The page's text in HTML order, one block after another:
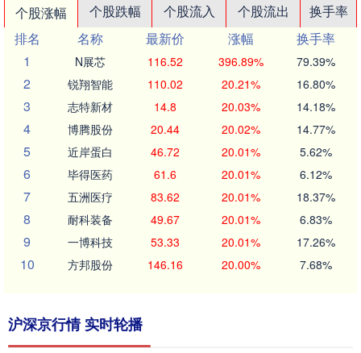
个股涨幅 个股跌幅 个股流入 个股流出
换手率
排名
名称 最新价 涨幅
换手率
1
N展芯 116.52 396.89% 79.39%
2 锐翔智能 110.02 20.21% 16.80%
3 志特新材 14.8 20.03% 14.18%
4 博腾股份 20.44 20.02% 14.77%
5 近岸蛋白 46.72 20.01% 5.62%
6 毕得医药 61.6 20.01% 6.12%
7 五洲医疗 83.62 20.01% 18.37%
8 耐科装备 49.67 20.01% 6.83%
9 一博科技 53.33 20.01% 17.26%
10 方邦股份 146.16 20.00% 7.68%
沪深京行情 实时轮播